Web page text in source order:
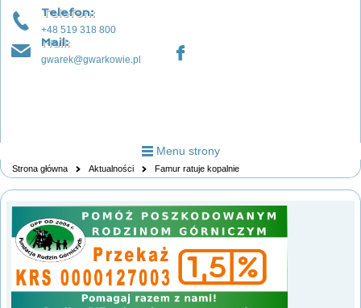
Telefon:
+48 519 318 800
Mail:
gwarek@gwarkowie.pl
Menu strony
Strona główna Aktualności Famur ratuje kopalnie